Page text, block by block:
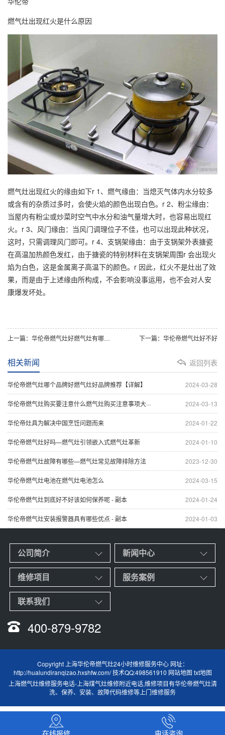
燃气灶出现红火是什么原因
燃气灶出现红火的缘由如下r 1、燃气缘由：当熄灭气体内水分较多
或含有的杂质过多时，会使火焰的颜色出现白色。r 2、粉尘缘由：
当屋内有粉尘或炒菜时空气中水分和油气量增大时，也容易出现红
火。r 3、风门缘由：当风门调理位子不佳，也可以出现此种状况，
这时，只需调理风门即可。r 4、支锅架缘由：由于支锅架外表搪瓷
在高温加热颜色发红，由于搪瓷的特别材料在支锅架周围r 会出现火
焰为白色，这是金属离子高温下的颜色。r 因此，红火不是灶出了效
果，而是由于上述缘由所构成，不会影响没事运用，也不会对人安
康爆发坏处。
上一篇：华伦帝燃气灶好燃气灶有哪些常见故障 下一篇：华伦帝燃气灶好不好
返回列表
相关新闻
2024-03-28
华伦帝燃气灶哪个品牌好燃气灶好品牌推荐【详解】
2024-03-13
华伦帝燃气灶购买要注意什么燃气灶购买注意事项大···
2024-01-22
华伦帝灶具为解决中国烹饪问题而来
2024-01-10
华伦帝燃气灶好吗—燃气灶引领嵌入式燃气灶革新
2023-12-30
华伦帝燃气灶故障有哪些—燃气灶常见故障排除方法
2024-03-15
华伦帝燃气灶电池在燃气灶电池怎么
2024-01-24
华伦帝燃气灶到底好不好该如何保养呢 - 副本
2024-01-03
华伦帝燃气灶安装报警器具有哪些优点 - 副本
公司简介 新闻中心
维修项目 服务案例
联系我们
400-879-9782
Copyright 上海华伦帝燃气灶24小时维修服务中心 网址：
http://hualundiranqizao.hxshfw.com/ 技术QQ:498561910 网站地图 txt地图
上海燃气灶维修服务电话-上海煤气灶维修附近电话,维修项目有华伦帝燃气灶清
洗、保养、安装、故障代码维修等上门维修服务